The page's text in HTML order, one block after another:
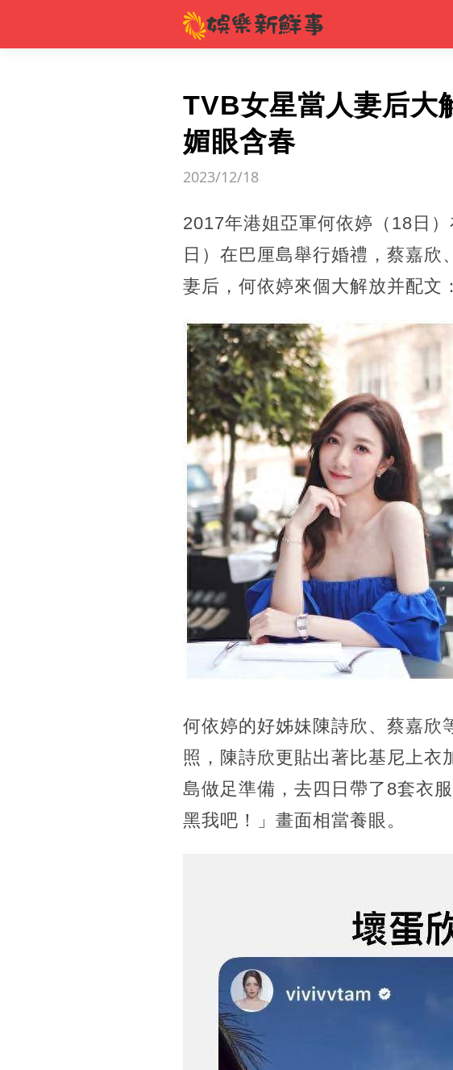
TVB女星當人妻后大
媚眼含春
2023/12/18
2017年港姐亞軍何依婷（18日
日）在巴厘島舉行婚禮，蔡嘉欣
妻后，何依婷來個大解放并配文
何依婷的好姊妹陳詩欣、蔡嘉欣
照，陳詩欣更貼出著比基尼上衣
島做足準備，去四日帶了8套衣
黑我吧！」畫面相當養眼。